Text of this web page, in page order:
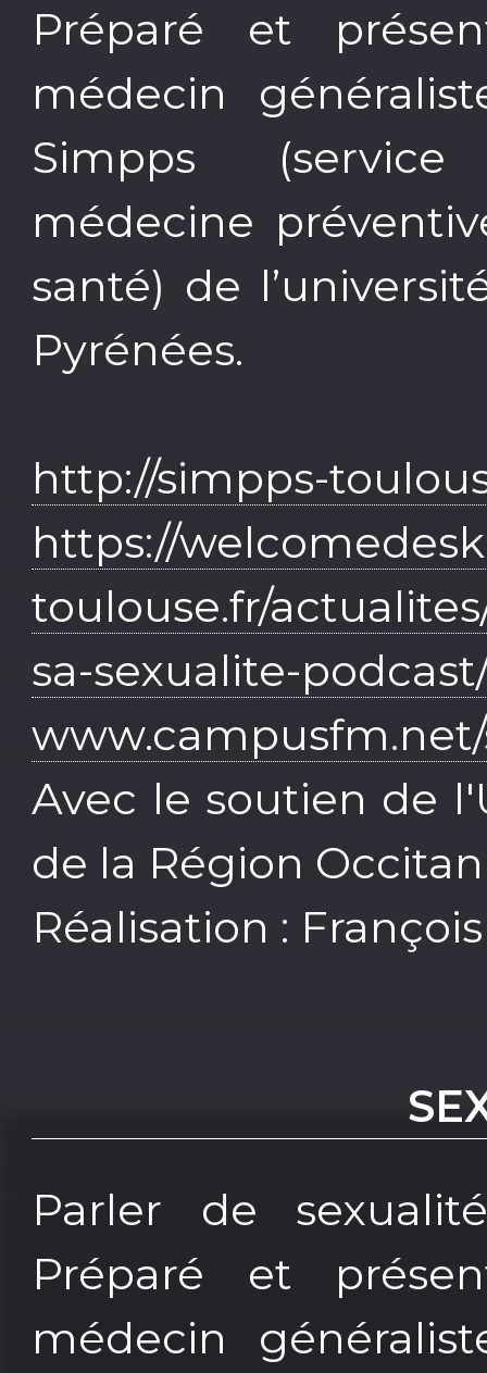
Préparé et
médecin
Simpps
médecine
santé) de
Pyrénées.
http://simpps-
https://
toulouse.fr/
sa-sexualite-
Avec le soutien de
de la Région
Réalisation :
Parler de
Préparé et
médecin